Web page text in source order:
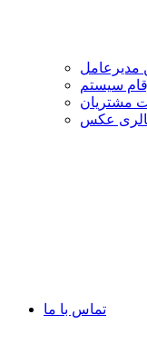
سیستم
مشتریان
عکس
تماس با ما